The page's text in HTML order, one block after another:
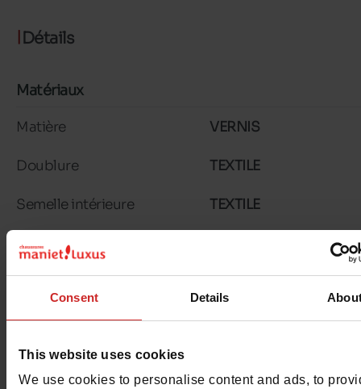
Consent Details
This website uses cookies
We use cookies to personalise content and ads, to
Détails
Matériaux
Matière VERNIS
Doublure TEXTILE
Semelle intérieure TEXTILE
Semelle extérieure
Caractéristiques
Couleur
Conseil largeur